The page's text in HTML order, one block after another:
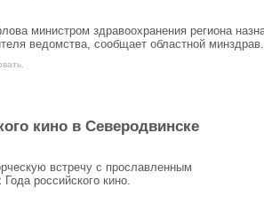
министром здравоохранения региона
ведомства, сообщает областной минздрав.
кино в Северодвинске
встречу с прославленным
российского кино.